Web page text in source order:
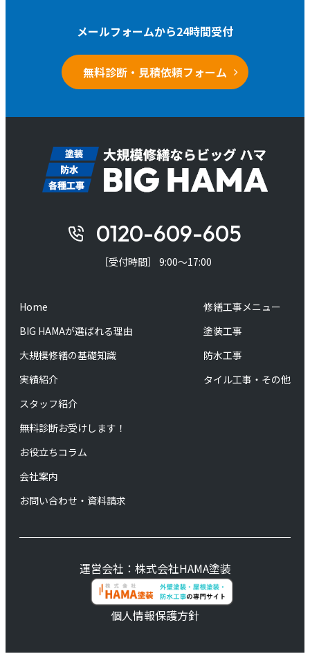
メールフォームから24時間受付
無料診断・見積依頼フォーム
0120-609-605
［受付時間］ 9:00～17:00
Home
BIG HAMAが選ばれる理由
大規模修繕の基礎知識
実績紹介
スタッフ紹介
修繕工事メニュー
塗装工事
防水工事
タイル工事・その他
無料診断お受けします！
お役立ちコラム
会社案内
お問い合わせ・資料請求
運営会社：株式会社HAMA塗装
個人情報保護方針